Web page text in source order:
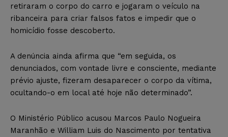
retiraram o corpo do carro e jogaram o veículo na
ribanceira para criar falsos fatos e impedir que o
homicídio fosse descoberto.
A denúncia ainda afirma que “em seguida, os
denunciados, com vontade livre e consciente, mediante
prévio ajuste, fizeram desaparecer o corpo da vítima,
ocultando-o em local até hoje não determinado”.
O Ministério Público acusou Marcos Paulo Nogueira
Maranhão e William Luis do Nascimento por tentativa